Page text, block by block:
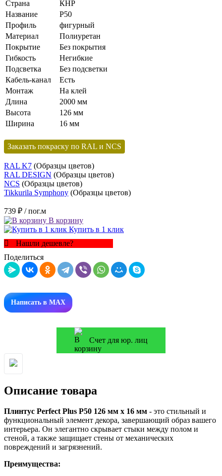
Страна
КНР
Название
P50
Профиль
фигурный
Материал
Полиуретан
Покрытие
Без покрытия
Гибкость
Негибкие
Подсветка
Без подсветки
Кабель-канал
Есть
Монтаж
На клей
Длина
2000 мм
Высота
126 мм
Ширина
16 мм
Заказать покраску по RAL и NCS
RAL K7 (Образцы цветов)
RAL DESIGN (Образцы цветов)
NCS (Образцы цветов)
Tikkurila Symphony (Образцы цветов)
739 ₽ / пог.м
В корзину
Купить в 1 клик
Нашли дешевле?
Поделиться
Написать в MAX
Счет для юр. лиц
Описание товара
Плинтус Perfect Plus P50 126 мм х 16 мм - это стильный и
функциональный элемент декора, завершающий образ вашего
интерьера. Он элегантно скрывает стыки между полом и
стеной, а также защищает стены от механических
повреждений и загрязнений.
Преимущества: